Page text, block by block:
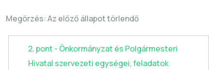
Megörzés: Az előző állapot törlendő
2. pont - Önkormányzat és Polgármesteri
Hivatal szervezeti egységei, feladatok